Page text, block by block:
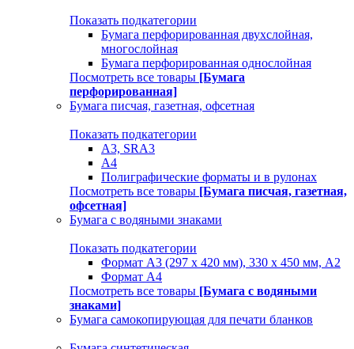
Показать подкатегории
Бумага перфорированная двухслойная,
многослойная
Бумага перфорированная однослойная
Посмотреть все товары [Бумага
перфорированная]
Бумага писчая, газетная, офсетная
Показать подкатегории
А3, SRA3
А4
Полиграфические форматы и в рулонах
Посмотреть все товары [Бумага писчая, газетная,
офсетная]
Бумага с водяными знаками
Показать подкатегории
Формат А3 (297 х 420 мм), 330 х 450 мм, А2
Формат А4
Посмотреть все товары [Бумага с водяными
знаками]
Бумага самокопирующая для печати бланков